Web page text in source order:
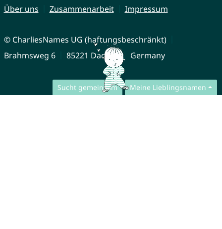
Sucht gemeinsam Meine Lieblingsnamen
Über uns Zusammenarbeit Impressum
© CharliesNames UG (haftungsbeschränkt)
Brahmsweg 6
85221 Dachau Germany